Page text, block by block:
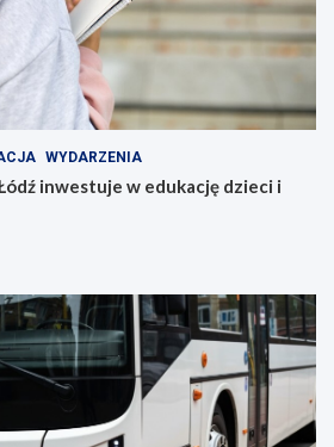
WYDARZENIA
inwestuje w edukację dzieci i